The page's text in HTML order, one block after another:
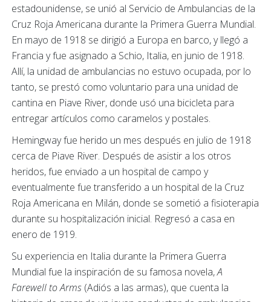
estadounidense, se unió al Servicio de Ambulancias de la
Cruz Roja Americana durante la Primera Guerra Mundial.
En mayo de 1918 se dirigió a Europa en barco, y llegó a
Francia y fue asignado a Schio, Italia, en junio de 1918.
Allí, la unidad de ambulancias no estuvo ocupada, por lo
tanto, se prestó como voluntario para una unidad de
cantina en Piave River, donde usó una bicicleta para
entregar artículos como caramelos y postales.
Hemingway fue herido un mes después en julio de 1918
cerca de Piave River. Después de asistir a los otros
heridos, fue enviado a un hospital de campo y
eventualmente fue transferido a un hospital de la Cruz
Roja Americana en Milán, donde se sometió a fisioterapia
durante su hospitalización inicial. Regresó a casa en
enero de 1919.
Su experiencia en Italia durante la Primera Guerra
Mundial fue la inspiración de su famosa novela,A
Farewell to Arms (Adiós a las armas), que cuenta la